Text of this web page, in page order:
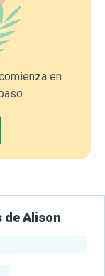
en
de Alison